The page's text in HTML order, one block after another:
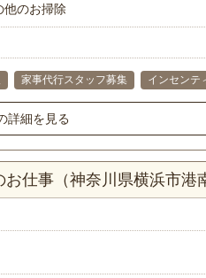
他のお掃除
家事代行スタッフ募集 インセンテ
詳細を見る
仕事（神奈川県横浜市港